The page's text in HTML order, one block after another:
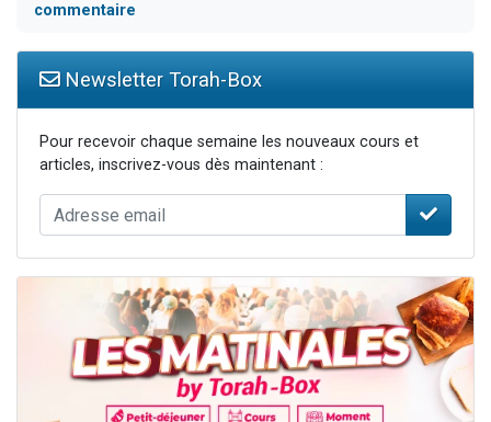
commentaire
Newsletter Torah-Box
Pour recevoir chaque semaine les nouveaux cours et
articles, inscrivez-vous dès maintenant :